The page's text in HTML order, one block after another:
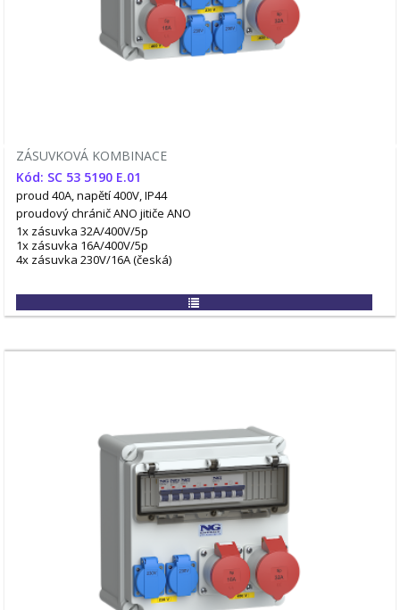
ZÁSUVKOVÁ KOMBINACE
Kód: SC 53 5190 E.01
proud 40A, napětí 400V, IP44
proudový chránič ANO jitiče ANO
1x zásuvka 32A/400V/5p
1x zásuvka 16A/400V/5p
4x zásuvka 230V/16A (česká)